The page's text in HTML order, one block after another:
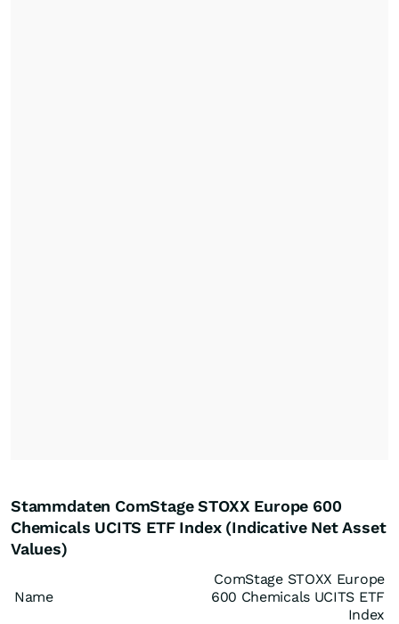
Stammdaten ComStage STOXX Europe 600
Chemicals UCITS ETF Index (Indicative Net Asset
Values)
Name
ComStage STOXX Europe
600 Chemicals UCITS ETF
Index